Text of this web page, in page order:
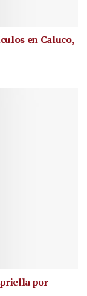
en Caluco,
por